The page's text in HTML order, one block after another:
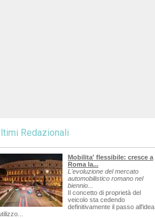
Redazionali
Mobilita' flessibile: cresce a
Roma la...
L'evoluzione del mercato
automobilistico romano nel
biennio...
Il concetto di proprietà del
veicolo sta cedendo
definitivamente il passo all'idea